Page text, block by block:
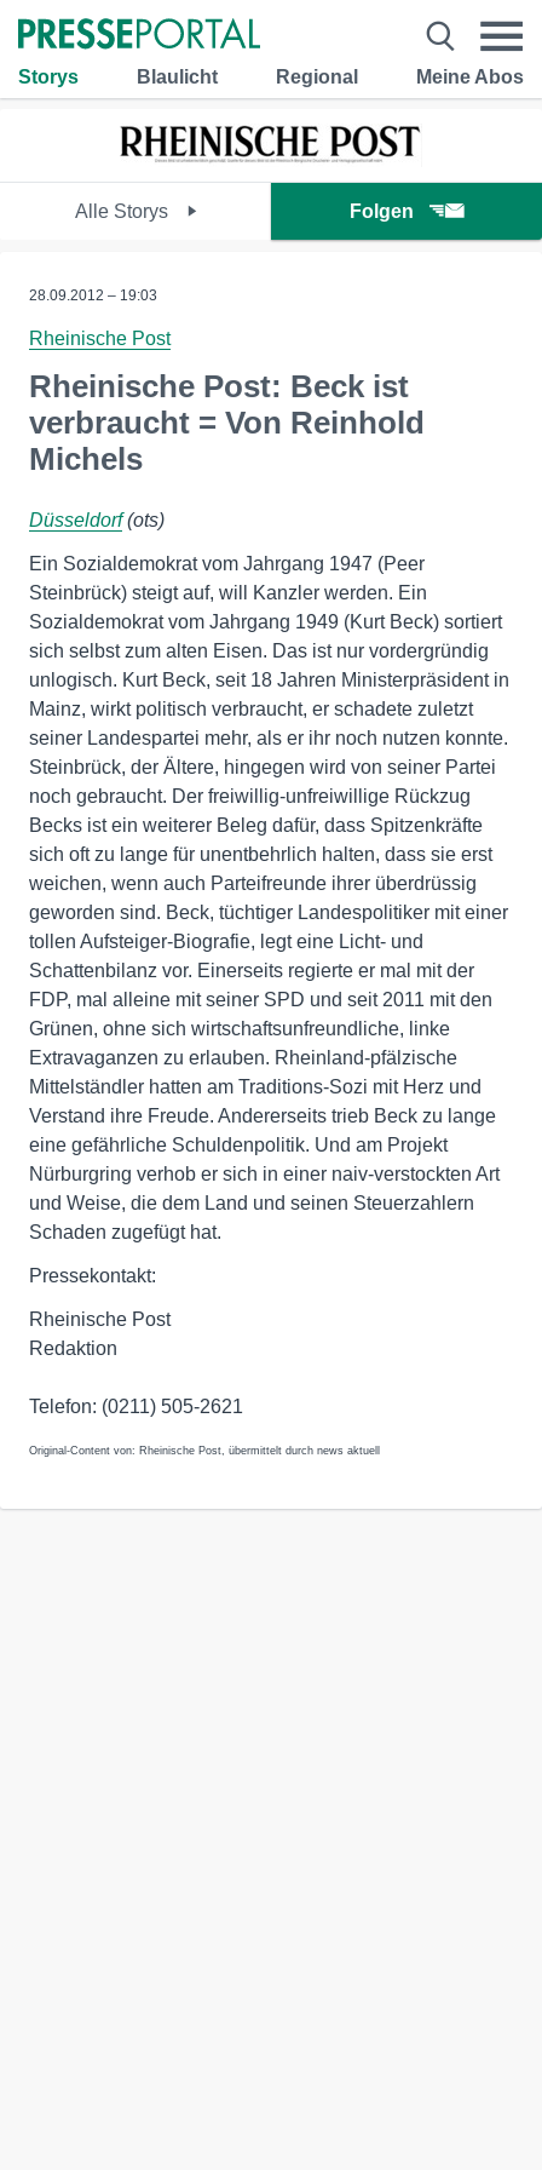
Storys Blaulicht Regional Meine Abos
Alle Storys Folgen
28.09.2012 – 19:03
Rheinische Post
Rheinische Post: Beck ist
verbraucht = Von Reinhold
Michels
Düsseldorf(ots)
Ein Sozialdemokrat vom Jahrgang 1947 (Peer
Steinbrück) steigt auf, will Kanzler werden. Ein
Sozialdemokrat vom Jahrgang 1949 (Kurt Beck) sortiert
sich selbst zum alten Eisen. Das ist nur vordergründig
unlogisch. Kurt Beck, seit 18 Jahren Ministerpräsident in
Mainz, wirkt politisch verbraucht, er schadete zuletzt
seiner Landespartei mehr, als er ihr noch nutzen konnte.
Steinbrück, der Ältere, hingegen wird von seiner Partei
noch gebraucht. Der freiwillig-unfreiwillige Rückzug
Becks ist ein weiterer Beleg dafür, dass Spitzenkräfte
sich oft zu lange für unentbehrlich halten, dass sie erst
weichen, wenn auch Parteifreunde ihrer überdrüssig
geworden sind. Beck, tüchtiger Landespolitiker mit einer
tollen Aufsteiger-Biografie, legt eine Licht- und
Schattenbilanz vor. Einerseits regierte er mal mit der
FDP, mal alleine mit seiner SPD und seit 2011 mit den
Grünen, ohne sich wirtschaftsunfreundliche, linke
Extravaganzen zu erlauben. Rheinland-pfälzische
Mittelständler hatten am Traditions-Sozi mit Herz und
Verstand ihre Freude. Andererseits trieb Beck zu lange
eine gefährliche Schuldenpolitik. Und am Projekt
Nürburgring verhob er sich in einer naiv-verstockten Art
und Weise, die dem Land und seinen Steuerzahlern
Schaden zugefügt hat.
Pressekontakt:
Rheinische Post
Redaktion
Telefon: (0211) 505-2621
Original-Content von: Rheinische Post, übermittelt durch news aktuell